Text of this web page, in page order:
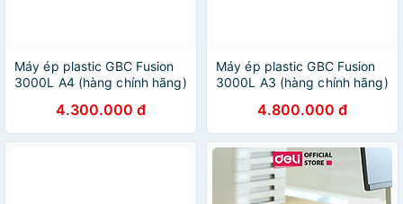
Máy ép plastic GBC Fusion
3000L A4 (hàng chính hãng)
4.300.000 đ
Máy ép plastic GBC Fusion
3000L A3 (hàng chính hãng)
4.800.000 đ